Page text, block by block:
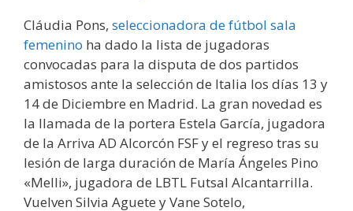
Cláudia Pons, seleccionadora de fútbol sala
femenino ha dado la lista de jugadoras
convocadas para la disputa de dos partidos
amistosos ante la selección de Italia los días 13 y
14 de Diciembre en Madrid. La gran novedad es
la llamada de la portera Estela García, jugadora
de la Arriva AD Alcorcón FSF y el regreso tras su
lesión de larga duración de María Ángeles Pino
«Melli», jugadora de LBTL Futsal Alcantarrilla.
Vuelven Silvia Aguete y Vane Sotelo,